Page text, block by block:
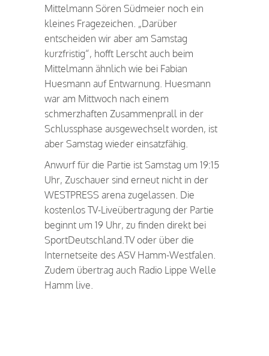
Mittelmann Sören Südmeier noch ein
kleines Fragezeichen. „Darüber
entscheiden wir aber am Samstag
kurzfristig“, hofft Lerscht auch beim
Mittelmann ähnlich wie bei Fabian
Huesmann auf Entwarnung. Huesmann
war am Mittwoch nach einem
schmerzhaften Zusammenprall in der
Schlussphase ausgewechselt worden, ist
aber Samstag wieder einsatzfähig.
Anwurf für die Partie ist Samstag um 19:15
Uhr, Zuschauer sind erneut nicht in der
WESTPRESS arena zugelassen. Die
kostenlos TV-Liveübertragung der Partie
beginnt um 19 Uhr, zu finden direkt bei
SportDeutschland.TV oder über die
Internetseite des ASV Hamm-Westfalen.
Zudem übertrag auch Radio Lippe Welle
Hamm live.